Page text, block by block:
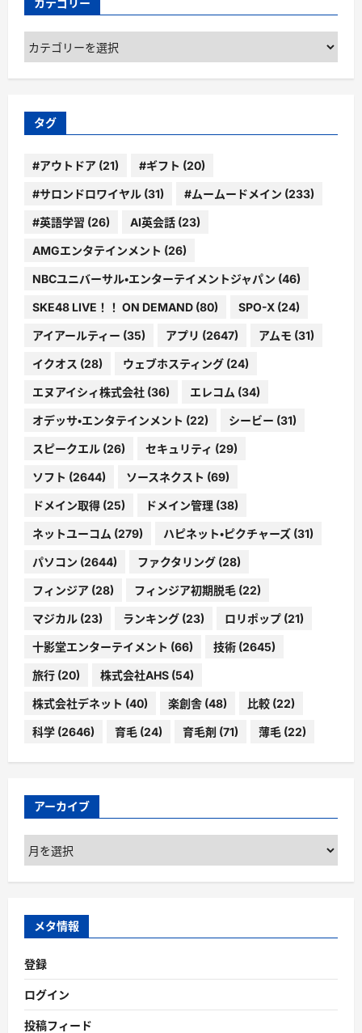
カテゴリー
カ
テ
ゴ
ー
タグ
#アウトドア (21) #ギフト (20)
#サロンドロワイヤル (31) #ムームードメイン (233)
#英語学習 (26) AI英会話 (23)
AMGエンタテインメント (26)
NBCユニバーサル・エンターテイメントジャパン (46)
SKE48 LIVE！！ ON DEMAND (80) SPO-X (24)
アイアールティー (35) アプリ (2647) アムモ (31)
イクオス (28) ウェブホスティング (24)
エヌアイシィ株式会社 (36) エレコム (34)
オデッサ・エンタテインメント (22) シービー (31)
スピークエル (26) セキュリティ (29)
ソフト (2644) ソースネクスト (69)
ドメイン取得 (25) ドメイン管理 (38)
ネットユーコム (279) ハピネット・ピクチャーズ (31)
パソコン (2644) ファクタリング (28)
フィンジア (28) フィンジア初期脱毛 (22)
マジカル (23) ランキング (23) ロリポップ (21)
十影堂エンターテイメント (66) 技術 (2645)
旅行 (20) 株式会社AHS (54)
株式会社デネット (40) 楽創舎 (48) 比較 (22)
科学 (2646) 育毛 (24) 育毛剤 (71) 薄毛 (22)
アーカイブ
ア
ー
カ
ブ
メタ情報
登録
ログイン
投稿フィード